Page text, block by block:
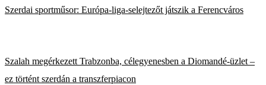
Szerdai sportműsor: Európa-liga-selejtezőt játszik a Ferencváros
Szalah megérkezett Trabzonba, célegyenesben a Diomandé-üzlet –
ez történt szerdán a transzferpiacon